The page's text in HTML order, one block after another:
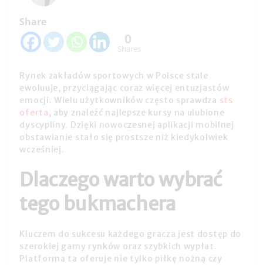
Share
0
Shares
Rynek zakładów sportowych w Polsce stale
ewoluuje, przyciągając coraz więcej entuzjastów
emocji. Wielu użytkowników często sprawdza sts
oferta, aby znaleźć najlepsze kursy na ulubione
dyscypliny. Dzięki nowoczesnej aplikacji mobilnej
obstawianie stało się prostsze niż kiedykolwiek
wcześniej.
Dlaczego warto wybrać
tego bukmachera
Kluczem do sukcesu każdego gracza jest dostęp do
szerokiej gamy rynków oraz szybkich wypłat.
Platforma ta oferuje nie tylko piłkę nożną czy